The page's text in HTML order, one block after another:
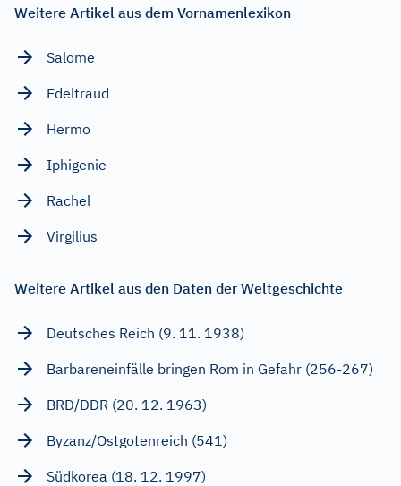
Weitere Artikel aus dem Vornamenlexikon
Salome
Edeltraud
Hermo
Iphigenie
Rachel
Virgilius
Weitere Artikel aus den Daten der Weltgeschichte
Deutsches Reich (9. 11. 1938)
Barbareneinfälle bringen Rom in Gefahr (256-267)
BRD/DDR (20. 12. 1963)
Byzanz/Ostgotenreich (541)
Südkorea (18. 12. 1997)